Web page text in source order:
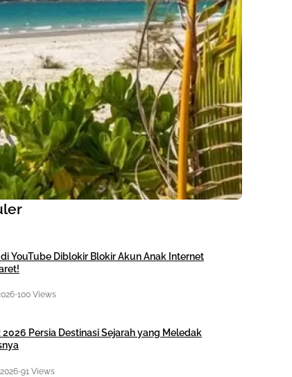
YouTube Diblokir Blokir Akun Anak Internet
•100 Views
2026 Persia Destinasi Sejarah yang Meledak
•91 Views